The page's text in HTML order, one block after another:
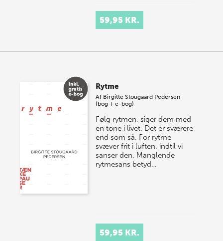
59,95 KR.
Rytme
Af Birgitte Stougaard Pedersen
(bog + e-bog)
Følg rytmen, siger dem med
en tone i livet. Det er sværere
end som så. For rytme
svæver frit i luften, indtil vi
sanser den. Manglende
rytmesans betyd…
59,95 KR.